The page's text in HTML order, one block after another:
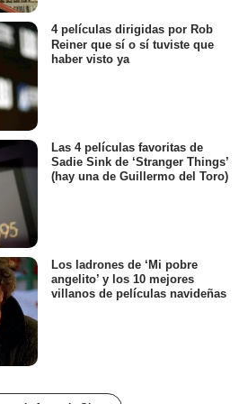
4 películas dirigidas por Rob
Reiner que sí o sí tuviste que
haber visto ya
Las 4 películas favoritas de
Sadie Sink de ‘Stranger Things’
(hay una de Guillermo del Toro)
Los ladrones de ‘Mi pobre
angelito’ y los 10 mejores
villanos de películas navideñas